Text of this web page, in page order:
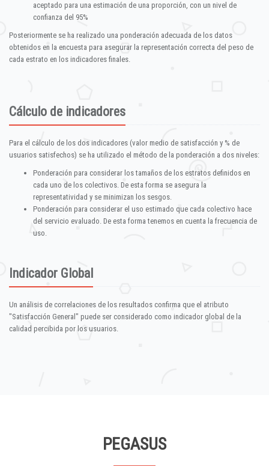
aceptado para una estimación de una proporción, con un nivel de
confianza del 95%
Posteriormente se ha realizado una ponderación adecuada de los datos
obtenidos en la encuesta para asegurar la representación correcta del peso de
cada estrato en los indicadores finales.
Cálculo de indicadores
Para el cálculo de los dos indicadores (valor medio de satisfacción y % de
usuarios satisfechos) se ha utilizado el método de la ponderación a dos niveles:
Ponderación para considerar los tamaños de los estratos definidos en
cada uno de los colectivos. De esta forma se asegura la
representatividad y se minimizan los sesgos.
Ponderación para considerar el uso estimado que cada colectivo hace
del servicio evaluado. De esta forma tenemos en cuenta la frecuencia de
uso.
Indicador Global
Un análisis de correlaciones de los resultados confirma que el atributo
"Satisfacción General" puede ser considerado como indicador global de la
calidad percibida por los usuarios.
PEGASUS